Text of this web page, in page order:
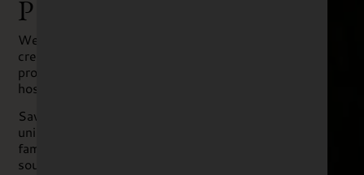
PLACE
We are passionate about
creating great wine and
providing exceptional
hospitality.
Savour them both in a
unique setting at our
family wine estate in the
south of France.